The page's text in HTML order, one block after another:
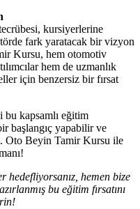
kursiyerlerine
fark yaratacak bir vizyon
Kursu, hem otomotiv
hem de uzmanlık
için benzersiz bir fırsat
bu kapsamlı eğitim
başlangıç yapabilir ve
Oto Beyin Tamir Kursu ile
hemen bize
bu eğitim fırsatını